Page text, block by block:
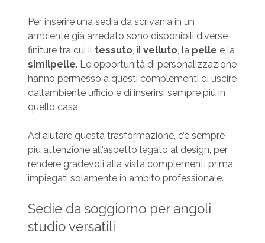
Per inserire una sedia da scrivania in un
ambiente già arredato sono disponibili diverse
finiture tra cui il tessuto , il velluto , la pelle e la
similpelle. Le opportunità di personalizzazione
hanno permesso a questi complementi di uscire
dall’ambiente ufficio e di inserirsi sempre più in
quello casa.
Ad aiutare questa trasformazione, c’è sempre
più attenzione all’aspetto legato al design, per
rendere gradevoli alla vista complementi prima
impiegati solamente in ambito professionale.
Sedie da soggiorno per angoli
studio versatili